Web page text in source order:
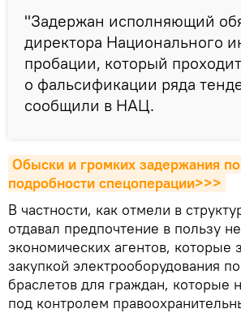
"Задержан исполняющий
директора Национального
пробации, который
о фальсификации ряда
сообщили в НАЦ.
Обыски и громких задержания
подробности спецоперации>>>
В частности, как отмели в
отдавал предпочтение в пользу
экономических агентов, которые
закупкой электрооборудования
браслетов для граждан, которые
под контролем